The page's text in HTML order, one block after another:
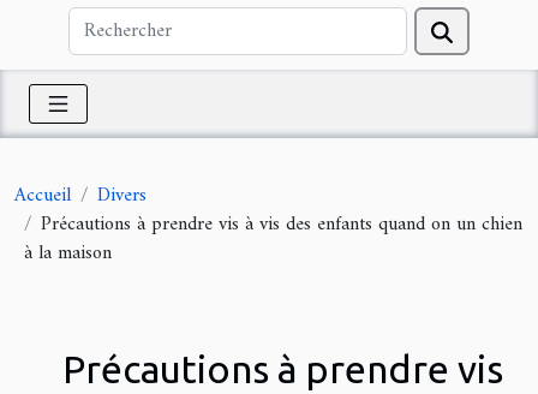
Accueil
Divers
Précautions à prendre vis à vis des enfants quand on un chien
à la maison
Précautions à prendre vis